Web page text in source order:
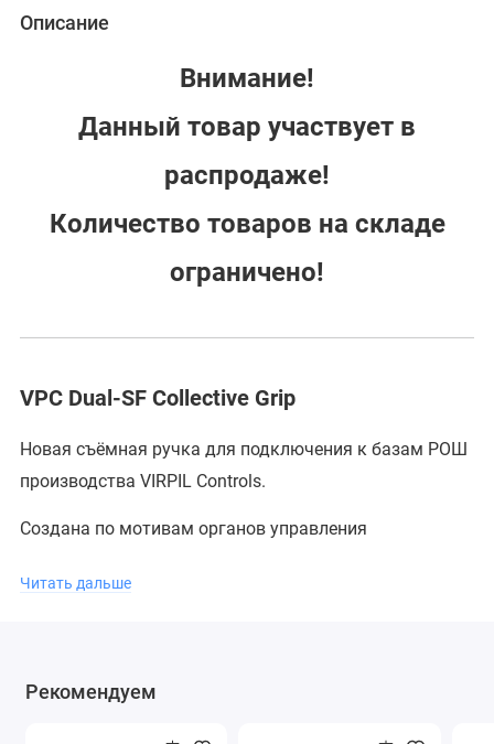
Описание
Внимание!
Данный товар участвует в
распродаже!
Количество товаров на складе
ограничено!
VPC Dual-SF Collective Grip
Новая съёмная ручка для подключения к базам РОШ
производства VIRPIL Controls.
Создана по мотивам органов управления
уникальный узнаваемый дизайн.
Читать дальше
Рекомендуем